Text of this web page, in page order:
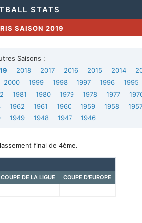
STATS
SAISON 2019
Saisons :
2018 2017 2016 2015 2014
2000 1999 1998 1997 1996 1995
1981 1980 1979 1978 1977
1962 1961 1960 1959 1958 1957
1949 1948 1947 1946
final de 4ème.
COUPE DE LA LIGUE COUPE D'EUROPE